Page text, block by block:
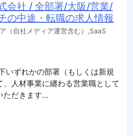
会社 / 全部署/大阪/営業/
の中途・転職の求人情報
（自社メディア運営含む）,SaaS
いずれかの部署（もしくは新規
、人材事業に纏わる営業職として
ただきます…